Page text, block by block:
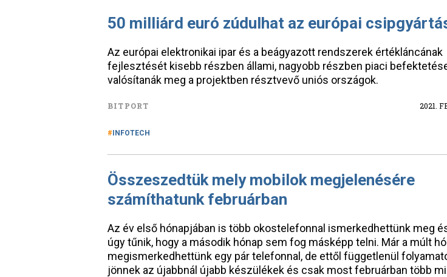
50 milliárd euró zúdulhat az európai
Az európai elektronikai ipar és a beágyazott rendszerek értékláncának
fejlesztését kisebb részben állami, nagyobb részben piaci
valósítanák meg a projektben résztvevő uniós országok.
BITPORT 2021.
INFOTECH
Összeszedtük mely mobilok megjelenésére
számíthatunk februárban
Az év első hónapjában is több okostelefonnal ismerkedhettünk meg
úgy tűnik, hogy a második hónap sem fog másképp telni. Már a múlt
megismerkedhettünk egy pár telefonnal, de ettől függetlenül
jönnek az újabbnál újabb készülékek és csak most februárban több